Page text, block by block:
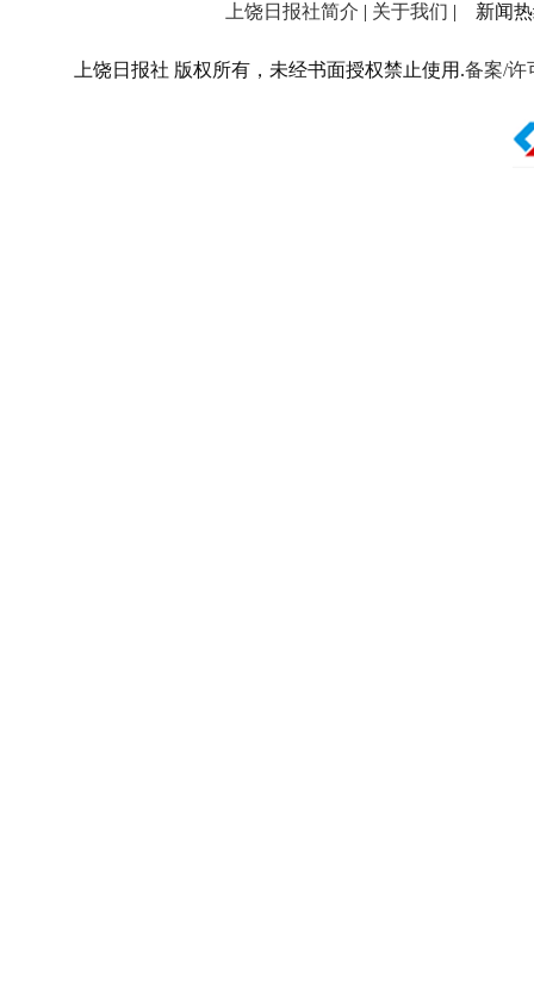
上饶日报社简介 | 关于我们 | 新闻热
上饶日报社 版权所有，未经书面授权禁止使用.备案/许